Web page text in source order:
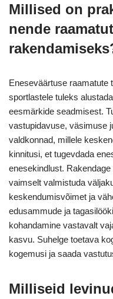
Millised on
nende
Eneseväärtuse raamatute
sportlastele tuleks
eesmärkide seadmisest.
vastupidavuse, väsimuse
valdkonnad, millele
kinnitusi, et tugevdada
enesekindlust.
vaimselt valmistuda
keskendumisvõimet ja
edusammude ja
kohandamine vastavalt
kasvu. Suhelge toetava
kogemusi ja saada
Milliseid